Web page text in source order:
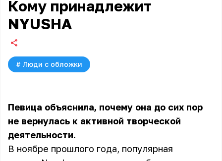
Кому принадлежит
NYUSHA
# Люди с обложки
Певица объяснила, почему она до сих пор
не вернулась к активной творческой
деятельности.
В ноябре прошлого года, популярная